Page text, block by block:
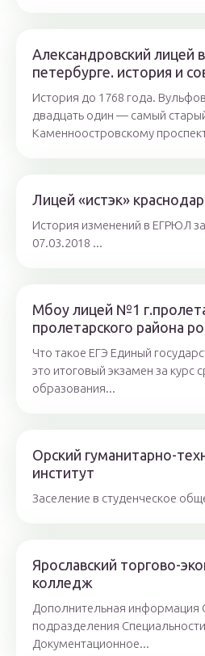
Александровский лицей
петербурге. история и
История до 1768 года.
двадцать один — самый
Каменноостровскому
Лицей «истэк» краснодар
История изменений в ЕГРЮЛ
07.03.2018 ...
Мбоу лицей №1
пролетарского района
Что такое ЕГЭ Единый
это итоговый экзамен за курс
образования...
Орский гуманитарно-
институт
Заселение в студенческое
Ярославский торгово-
колледж
Дополнительная информация
подразделения
Документационное...